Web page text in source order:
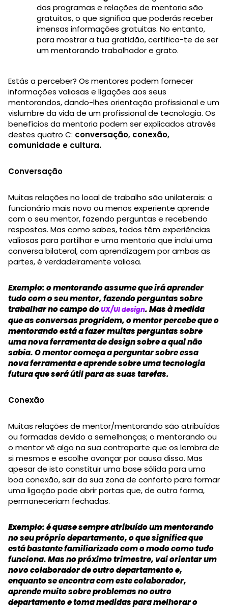
dos programas e relações de mentoria são
gratuitos, o que significa que poderás receber
imensas informações gratuitas. No entanto,
para mostrar a tua gratidão, certifica-te de ser
um mentorando trabalhador e grato.
Estás a perceber? Os mentores podem fornecer
informações valiosas e ligações aos seus
mentorandos, dando-lhes orientação profissional e um
vislumbre da vida de um profissional de tecnologia. Os
benefícios da mentoria podem ser explicados através
destes quatro C: conversação, conexão,
comunidade e cultura.
Conversação
Muitas relações no local de trabalho são unilaterais: o
funcionário mais novo ou menos experiente aprende
com o seu mentor, fazendo perguntas e recebendo
respostas. Mas como sabes, todos têm experiências
valiosas para partilhar e uma mentoria que inclui uma
conversa bilateral, com aprendizagem por ambas as
partes, é verdadeiramente valiosa.
Exemplo: o mentorando assume que irá aprender
tudo com o seu mentor, fazendo perguntas sobre
trabalhar no campo doUX/UI design. Mas à medida
que as conversas progridem, o mentor percebe que o
mentorando está a fazer muitas perguntas sobre
uma nova ferramenta de design sobre a qual não
sabia. O mentor começa a perguntar sobre essa
nova ferramenta e aprende sobre uma tecnologia
futura que será útil para as suas tarefas.
Conexão
Muitas relações de mentor/mentorando são atribuídas
ou formadas devido a semelhanças; o mentorando ou
o mentor vê algo na sua contraparte que os lembra de
si mesmos e escolhe avançar por causa disso. Mas
apesar de isto constituir uma base sólida para uma
boa conexão, sair da sua zona de conforto para formar
uma ligação pode abrir portas que, de outra forma,
permaneceriam fechadas.
Exemplo: é quase sempre atribuído um mentorando
no seu próprio departamento, o que significa que
está bastante familiarizado com o modo como tudo
funciona. Mas no próximo trimestre, vai orientar um
novo colaborador de outro departamento e,
enquanto se encontra com este colaborador,
aprende muito sobre problemas no outro
departamento e toma medidas para melhorar o